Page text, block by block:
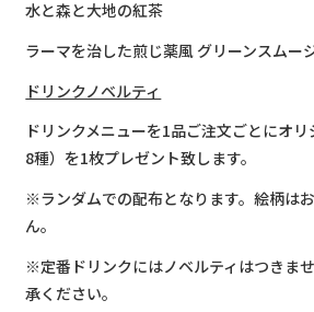
水と森と大地の紅茶
ラーマを治した煎じ薬風 グリーンスムー
ドリンクノベルティ
ドリンクメニューを1品ご注文ごとにオ
8種）を1枚プレゼント致します。
※ランダムでの配布となります。絵柄は
ん。
※定番ドリンクにはノベルティはつきま
承ください。